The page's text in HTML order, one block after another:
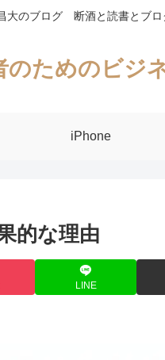
大のブログ 断酒と読書とブ
のためのビジ
iPhone
的な理由
LINE